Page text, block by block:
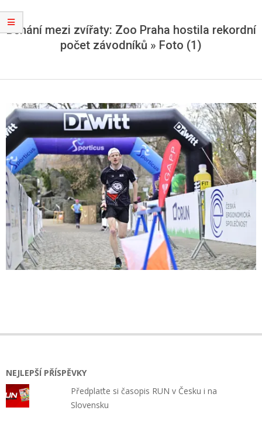
Běhání mezi zvířaty: Zoo Praha hostila rekordní
počet závodníků » Foto (1)
NEJLEPŠÍ PŘÍSPĚVKY
Předplaťte si časopis RUN v Česku i na
Slovensku